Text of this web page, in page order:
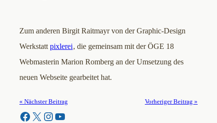
Zum anderen Birgit Raitmayr von der Graphic-Design
Werkstatt pixlerei, die gemeinsam mit der ÖGE 18
Webmasterin Marion Romberg an der Umsetzung des
neuen Webseite gearbeitet hat.
« Nächster Beitrag Vorheriger Beitrag »
Facebook X Instagram YouTube